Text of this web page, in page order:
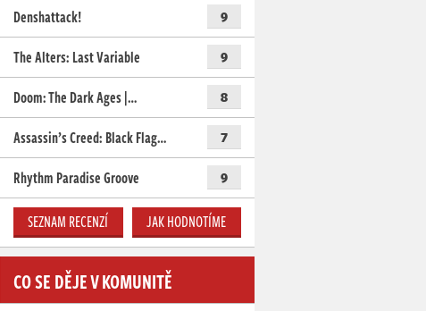
Denshattack! 9
The Alters: Last Variable 9
Doom: The Dark Ages |… 8
Assassin’s Creed: Black Flag… 7
Rhythm Paradise Groove 9
SEZNAM RECENZÍ JAK HODNOTÍME
CO SE DĚJE V KOMUNITĚ